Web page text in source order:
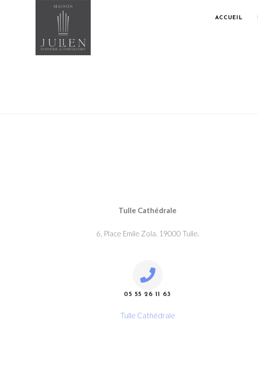
ACCUEIL
Tulle Cathédrale
6, Place Emile Zola. 19000 Tulle.
05 55 26 11 63
Tulle Cathédrale